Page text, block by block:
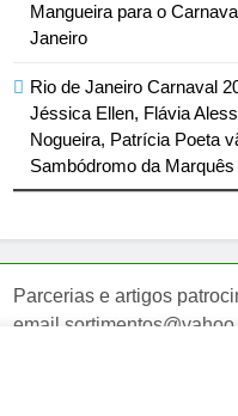
Mangueira para o
Janeiro
Rio de Janeiro Carnaval
Jéssica Ellen, Flávia
Nogueira, Patrícia Poeta
Sambódromo da
Parcerias e artigos
email